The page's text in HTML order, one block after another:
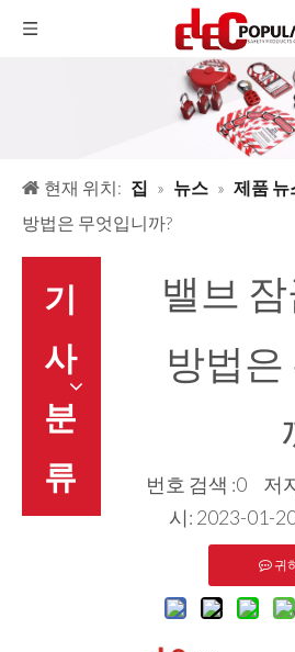
현재 위치: 집 » 뉴스 » 제품 뉴
방법은 무엇입니까?
기
사
분
류
밸브
방법은
번호 검색 :0 저
시: 2023-01-
귀